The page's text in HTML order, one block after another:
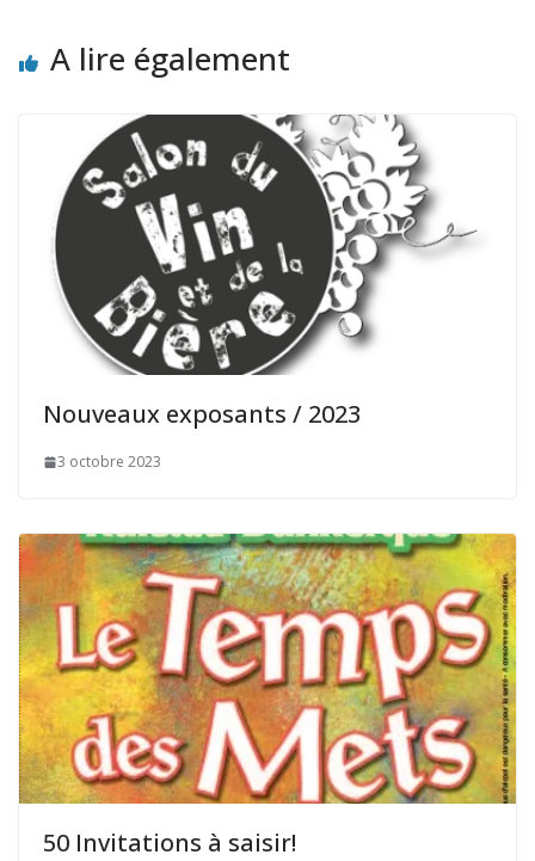
A lire également
Nouveaux exposants / 2023
3 octobre 2023
50 Invitations à saisir!